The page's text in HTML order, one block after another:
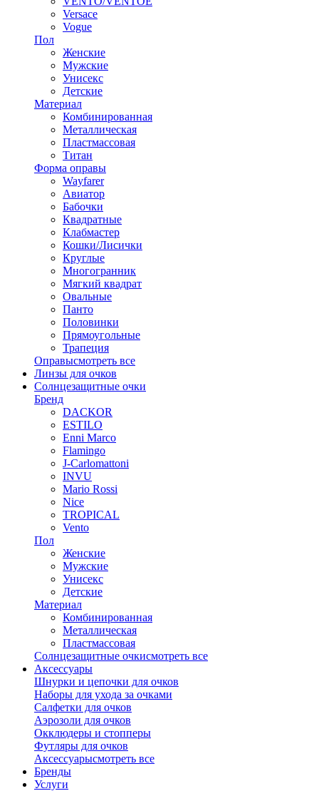
Versace
Vogue
Пол
Женские
Мужские
Унисекс
Детские
Материал
Комбинированная
Металлическая
Пластмассовая
Титан
Форма оправы
Wayfarer
Авиатор
Бабочки
Квадратные
Клабмастер
Кошки/Лисички
Круглые
Многогранник
Мягкий квадрат
Овальные
Панто
Половинки
Прямоугольные
Трапеция
Оправысмотреть все
Линзы для очков
Солнцезащитные очки
Бренд
DACKOR
ESTILO
Enni Marco
Flamingo
J-Carlomattoni
INVU
Mario Rossi
Nice
TROPICAL
Vento
Пол
Женские
Мужские
Унисекс
Детские
Материал
Комбинированная
Металлическая
Пластмассовая
Солнцезащитные очкисмотреть все
Аксессуары
Шнурки и цепочки для очков
Наборы для ухода за очками
Салфетки для очков
Аэрозоли для очков
Окклюдеры и стопперы
Футляры для очков
Аксессуарысмотреть все
Бренды
Услуги